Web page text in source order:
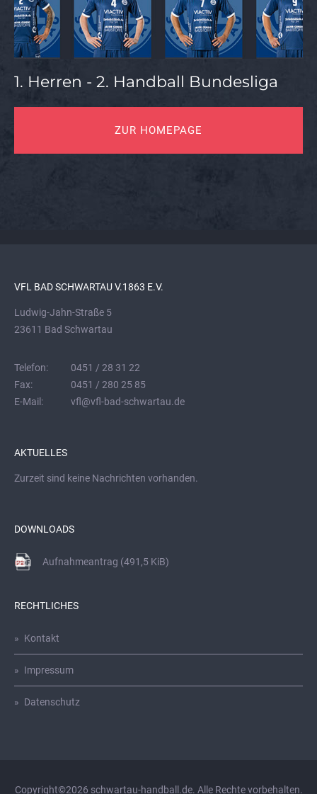
1. Herren - 2. Handball Bundesliga
ZUR HOMEPAGE
VFL BAD SCHWARTAU V.1863 E.V.
Ludwig-Jahn-Straße 5
23611 Bad Schwartau
Telefon:
0451 / 28 31 22
Fax:
0451 / 280 25 85
E-Mail:
vfl@vfl-bad-schwartau.de
AKTUELLES
Zurzeit sind keine Nachrichten vorhanden.
DOWNLOADS
Aufnahmeantrag (491,5 KiB)
RECHTLICHES
Kontakt
Impressum
Datenschutz
Copyright©2026 schwartau-handball.de. Alle Rechte vorbehalten.